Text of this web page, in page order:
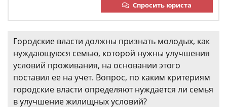
Спросить юриста
Городские власти должны признать молодых, как
нуждающуюся семью, которой нужны улучшения
условий проживания, на основании этого
поставил ее на учет. Вопрос, по каким критериям
городские власти определяют нуждается ли семья
в улучшение жилищных условий?